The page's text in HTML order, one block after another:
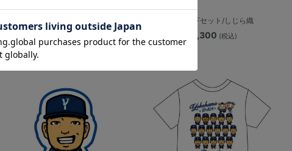
防水ケース/DB.スターマン
¥2,200
甚平上下セット/しじら織
¥9,300 (税込)